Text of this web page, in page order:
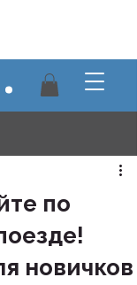
по
новичков